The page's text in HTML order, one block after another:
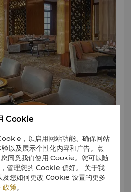
餐厅，供应来自印度四个地区的皇家
性，只选用市场新鲜食材和自家养植
所有食客的味蕾。
闲晚餐和晚宴的不二选择。
Cookie
，以启用网站功能、确保网站
以及展示个性化内容和广告。点
您同意我们使用 Cookie。您可以随
管理您的 Cookie 偏好。 关于我
您如何更改 Cookie 设置的更多
政策。